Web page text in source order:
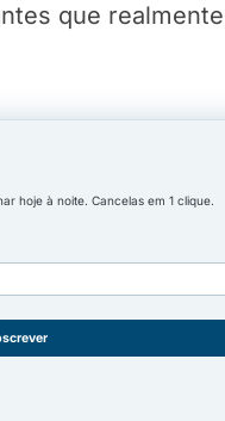
que
hoje à noite. Cancelas em 1 clique.